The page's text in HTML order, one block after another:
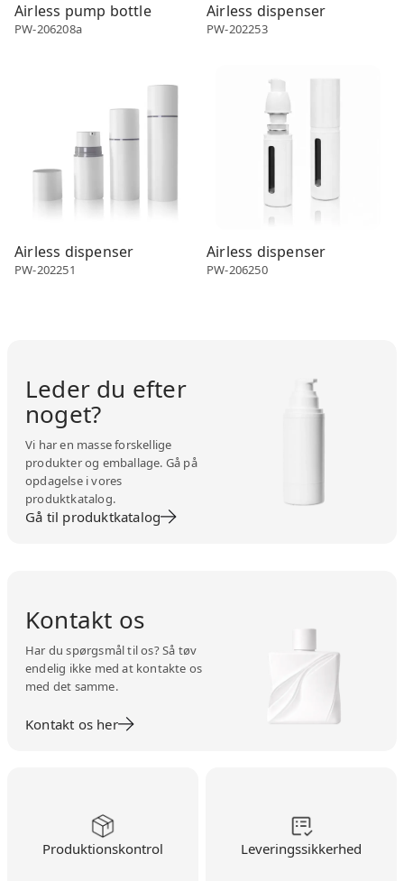
Airless pump bottle
PW-206208a
Airless dispenser
PW-202253
Airless dispenser
PW-202251
Airless dispenser
PW-206250
Leder du efter
noget?
Vi har en masse forskellige
produkter og emballage. Gå på
opdagelse i vores
produktkatalog.
Gå til produktkatalog
Kontakt os
Har du spørgsmål til os? Så tøv
endelig ikke med at kontakte os
med det samme.
Kontakt os her
Produktionskontrol Leveringssikkerhed